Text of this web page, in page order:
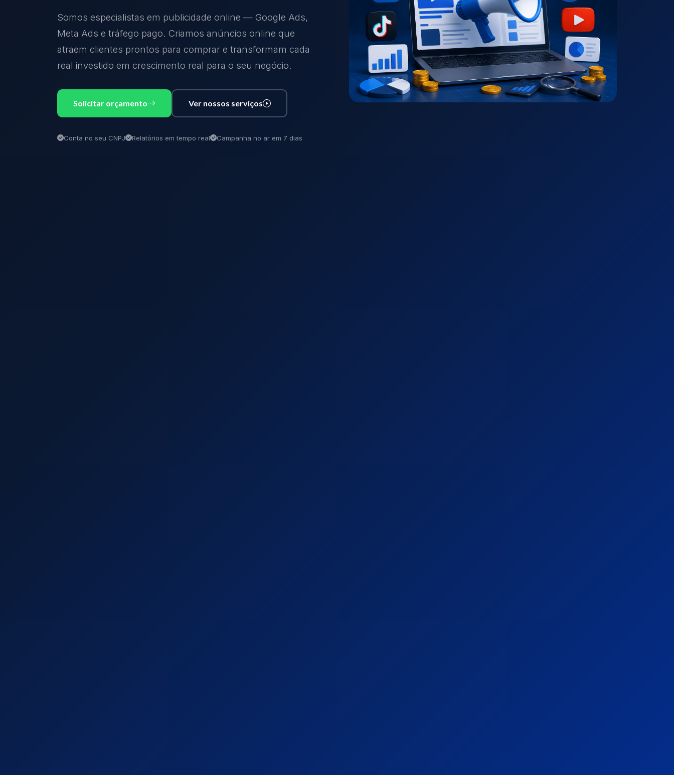
Somos especialistas em publicidade online — Google Ads,
Meta Ads e tráfego pago. Criamos anúncios online que
atraem clientes prontos para comprar e transformam cada
real investido em crescimento real para o seu negócio.
Solicitar orçamento Ver nossos serviços
Conta no seu CNPJ Relatórios em tempo real Campanha no ar em 7 dias